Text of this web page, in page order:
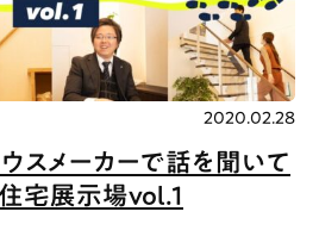
広告掲載について
スメーカーで話を聞いて
宅展示場vol.1
2020.02.28